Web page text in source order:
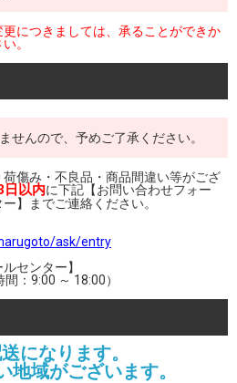
につきましては、承ることができか
。
せんので、予めご了承ください。
傷み・不良品・商品間違い等がござ
日以内に下記【お問い合わせフォー
】までご連絡ください。
ask/entry
センター】
間：9:00 ～ 18:00）
になります。
域がございます。